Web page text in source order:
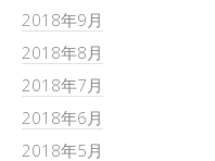
2018年9月
2018年8月
2018年7月
2018年6月
2018年5月